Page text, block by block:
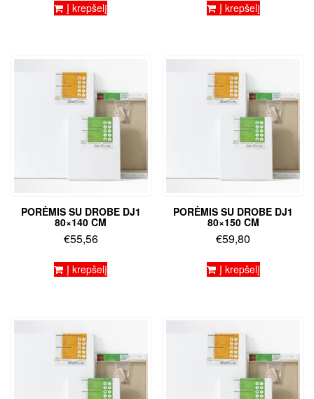
Į krepšelį Į krepšelį
PORĖMIS SU DROBE DJ1
80×140 CM
€55,56
Į krepšelį
PORĖMIS SU DROBE DJ1
80×150 CM
€59,80
Į krepšelį